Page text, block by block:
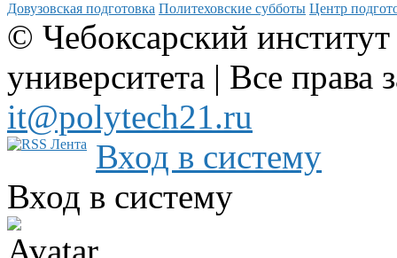
Довузовская подготовка Политеховские субботы Центр
© Чебоксарский
университета | Все
it@polytech21.ru
Вход в систему
Вход в систему